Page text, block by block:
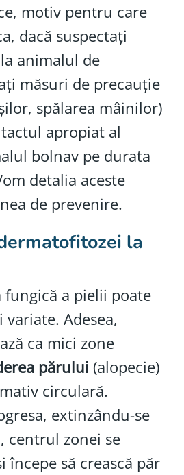
motiv pentru care
dacă suspectați
animalul de
măsuri de precauție
spălarea mâinilor)
apropiat al
bolnav pe durata
detalia aceste
de prevenire.
la
fungică a pielii poate
Adesea,
ca mici zone
părului (alopecie)
circulară.
extinzându-se
centrul zonei se
începe să crească păr